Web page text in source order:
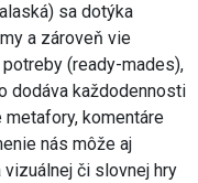
sa dotýka
a zároveň vie
(ready-mades),
dodáva každodennosti
komentáre
nás môže aj
či slovnej hry